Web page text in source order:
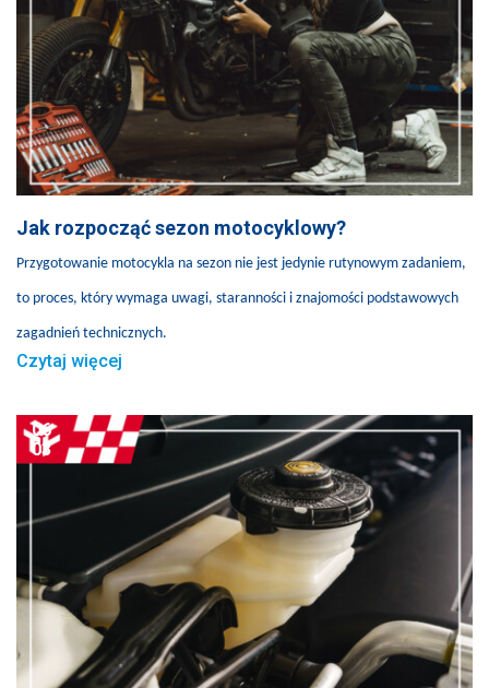
Jak rozpocząć sezon motocyklowy?
Przygotowanie motocykla na sezon nie jest jedynie rutynowym zadaniem,
to proces, który wymaga uwagi, staranności i znajomości podstawowych
zagadnień technicznych.
Czytaj więcej
06
03